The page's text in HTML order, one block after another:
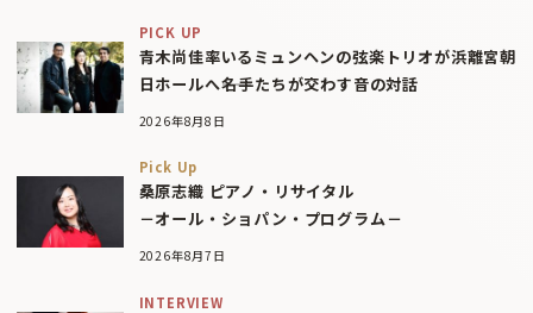
PICK UP
青木尚佳率いるミュンヘンの弦楽トリオが浜離宮朝
日ホールへ――名手たちが交わす音の対話
2026年8月8日
Pick Up
桑原志織 ピアノ・リサイタル
－オール・ショパン・プログラム－
2026年8月7日
INTERVIEW